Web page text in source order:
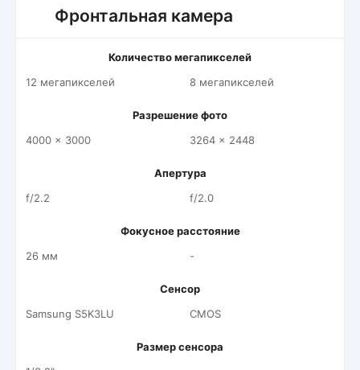
Фронтальная камера
Количество мегапикселей
12 мегапикселей
8 мегапикселей
Разрешение фото
4000 x 3000
3264 x 2448
Апертура
f/2.2
f/2.0
Фокусное расстояние
26 мм
-
Сенсор
Samsung S5K3LU
CMOS
Размер сенсора